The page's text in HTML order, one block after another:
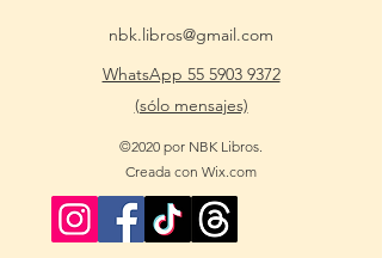
nbk.libros@gmail.com
WhatsApp 55 5903 9372
(sólo mensajes)
©2020 por NBK Libros.
Creada con Wix.com